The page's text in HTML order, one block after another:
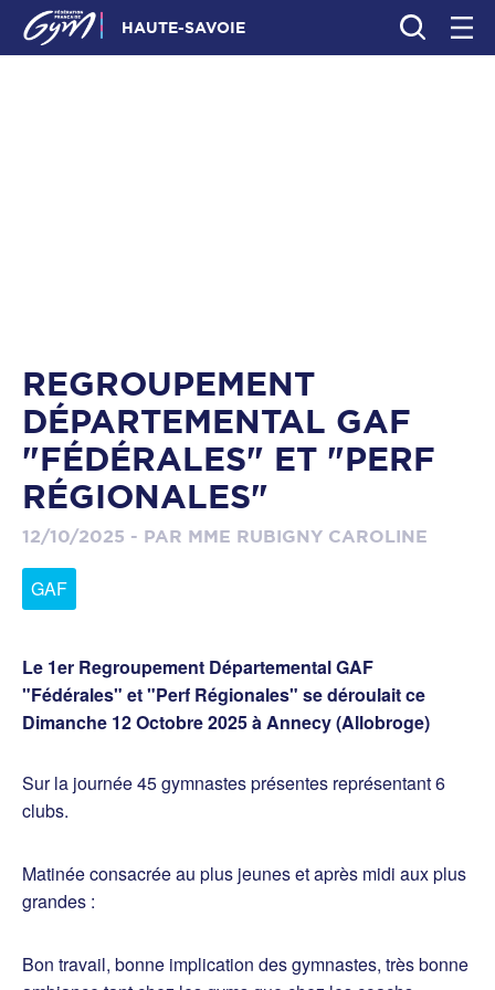
HAUTE-SAVOIE
REGROUPEMENT
DÉPARTEMENTAL GAF
"FÉDÉRALES" ET "PERF
RÉGIONALES"
12/10/2025 - PAR MME RUBIGNY CAROLINE
GAF
Le 1er Regroupement Départemental GAF
"Fédérales" et "Perf Régionales" se déroulait ce
Dimanche 12 Octobre 2025 à Annecy (Allobroge)
Sur la journée 45 gymnastes présentes représentant 6
clubs.
Matinée consacrée au plus jeunes et après midi aux plus
grandes :
Bon travail, bonne implication des gymnastes, très bonne